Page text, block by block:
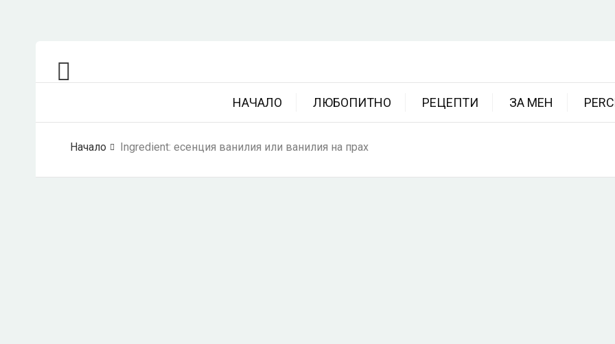
НАЧАЛО ЛЮБОПИТНО РЕЦЕПТИ ЗА МЕН
Начало Ingredient: есенция ванилия или ванилия на прах